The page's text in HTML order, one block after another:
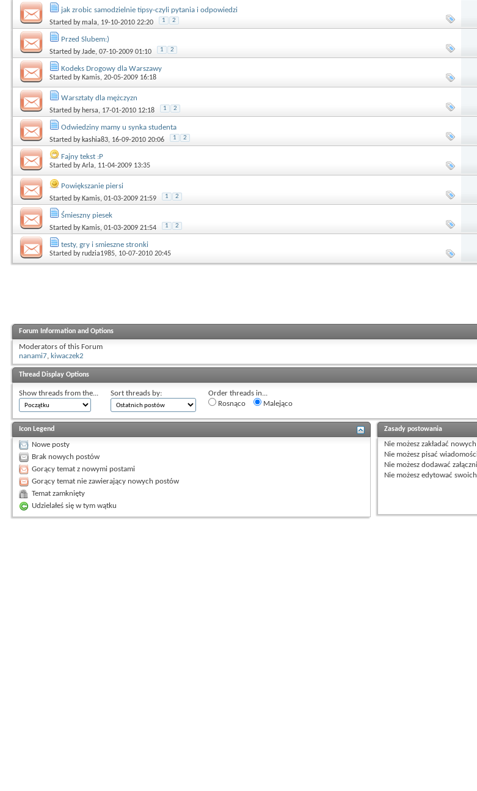
jak zrobic samodzielnie tipsy-czyli pytania i odpowiedzi
Started bymala, 19-10-2010 22:20 1 2
Przed Slubem:)
Started byJade, 07-10-2009 01:10 1 2
Kodeks Drogowy dla Warszawy
Started by Kamis, 20-05-2009 16:18
Warsztaty dla mężczyzn
Started by hersa, 17-01-2010 12:18 1 2
Odwiedziny mamy u synka studenta
Started by kashia83, 16-09-2010 20:06 1 2
Fajny tekst :P
Started byArla, 11-04-2009 13:35
Powiększanie piersi
Started by Kamis, 01-03-2009 21:59 1 2
Śmieszny piesek
Started by Kamis, 01-03-2009 21:54 1 2
testy, gry i smieszne stronki
Started byrudzia1985, 10-07-2010 20:45
Forum Information and Options
Moderators of this Forum
nanami7, kiwaczek2
Thread Display Options
Show threads from the... Sort threads by:
Order threads in...
Rosnąco
Malejąco
Icon Legend
Nowe posty
Brak nowych postów
Gorący temat z nowymi postami
Gorący temat nie zawierający nowych postów
Temat zamknięty
Udzielałeś się w tym wątku
Zasady postowania
Nie możeszzakładać
Nie możeszpisać
Nie możeszdodawać
Nie możeszedytować